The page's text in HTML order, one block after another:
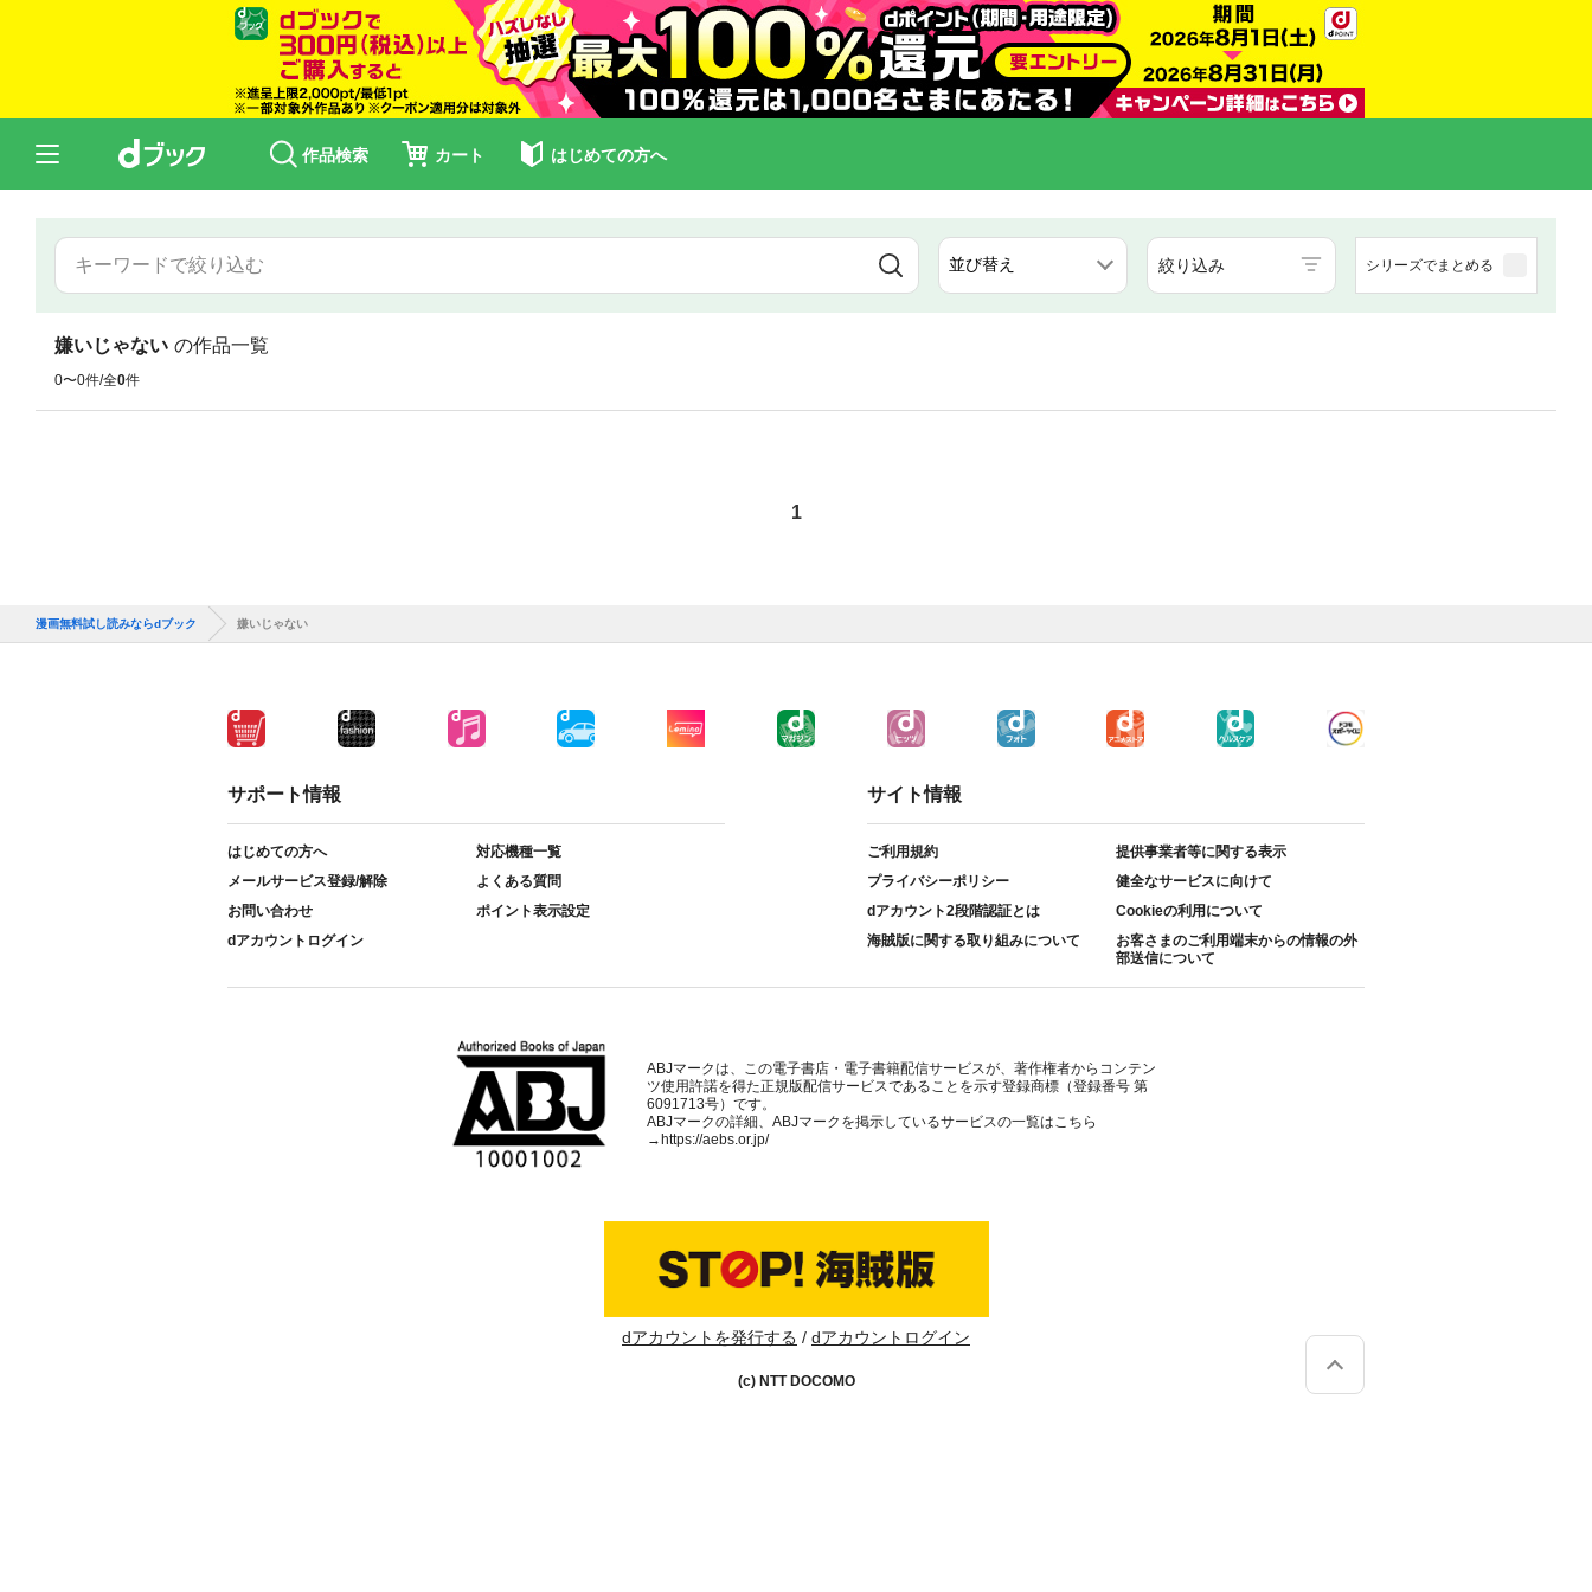
作品検索 カート はじめての方へ
絞り込み シリーズでまとめる
嫌いじゃない の作品一覧
0〜0件/全0件
1
漫画無料試し読みならdブック 嫌いじゃない
サポート情報
はじめての方へ
対応機種一覧
メールサービス登録/解除
よくある質問
お問い合わせ
ポイント表示設定
dアカウントログイン
サイト情報
ご利用規約
提供事業者等に関する表示
プライバシーポリシー
健全なサービスに向けて
dアカウント2段階認証とは
Cookieの利用について
海賊版に関する取り組みについて
お客さまのご利用端末からの情報の外
部送信について
ABJマークは、この電子書店・電子書籍配信サービスが、著作権者からコンテン
ツ使用許諾を得た正規版配信サービスであることを示す登録商標（登録番号 第
6091713号）です。
ABJマークの詳細、ABJマークを掲示しているサービスの一覧はこちら
→ https://aebs.or.jp/
dアカウントを発行する dアカウントログイン
(c) NTT DOCOMO